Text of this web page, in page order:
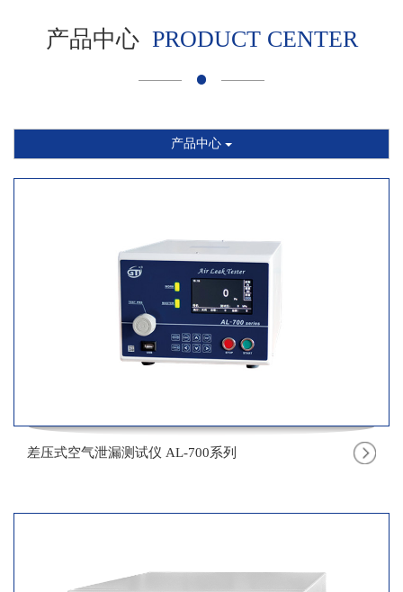
产品中心 PRODUCT CENTER
产品中心
差压式空气泄漏测试仪 AL-700系列